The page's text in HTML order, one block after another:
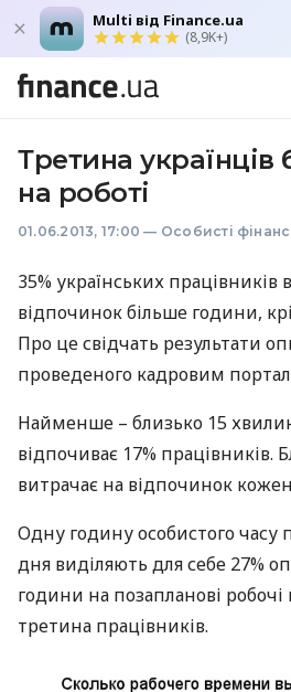
Multi від Finance.ua
(8,9K+)
Третина
на роботі
01.06.2013, 17:00 — Особисті
35% українських працівників
відпочинок більше години,
Про це свідчать результати
проведеного кадровим
Найменше – близько 15
відпочиває 17% працівників.
витрачає на відпочинок
Одну годину особистого часу
дня виділяють для себе 27%
години на позапланові
третина працівників.